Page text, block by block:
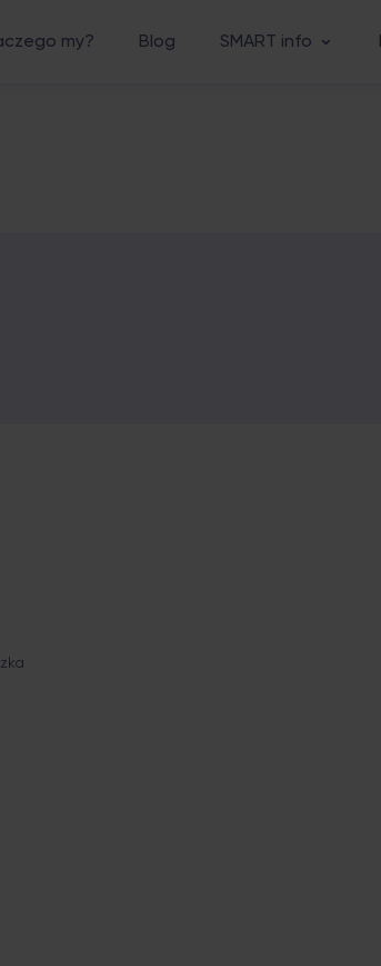
my? Blog SMART info